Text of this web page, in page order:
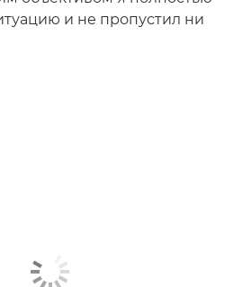
и не пропустил ни